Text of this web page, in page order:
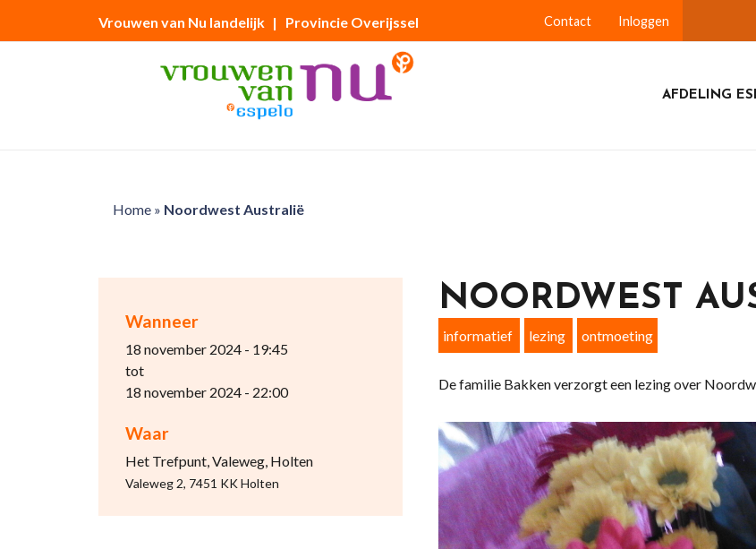
Vrouwen van Nu landelijk | Provincie Overijssel Contact Inloggen
AFDELING
Home» Noordwest Australië
Wanneer
18 november 2024 - 19:45
tot
18 november 2024 - 22:00
Waar
Het Trefpunt, Valeweg, Holten
Valeweg 2, 7451 KK Holten
NOORDWEST
informatief lezing ontmoeting
De familie Bakken verzorgt een lezing over